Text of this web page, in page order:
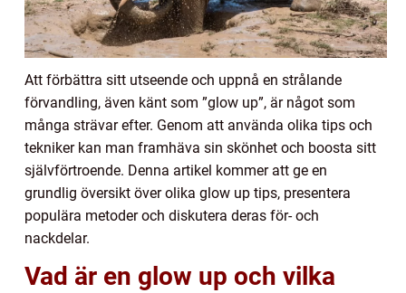
Att förbättra sitt utseende och uppnå en strålande
förvandling, även känt som ”glow up”, är något som
många strävar efter. Genom att använda olika tips och
tekniker kan man framhäva sin skönhet och boosta sitt
självförtroende. Denna artikel kommer att ge en
grundlig översikt över olika glow up tips, presentera
populära metoder och diskutera deras för- och
nackdelar.
Vad är en glow up och vilka